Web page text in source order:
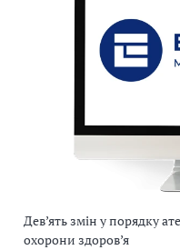
Дев’ять змін у порядку
охорони здоров’я